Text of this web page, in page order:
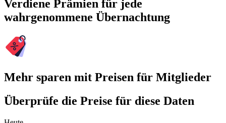
Verdiene Prämien für jede
wahrgenommene Übernachtung
Mehr sparen mit Preisen für Mitglieder
Überprüfe die Preise für diese Daten